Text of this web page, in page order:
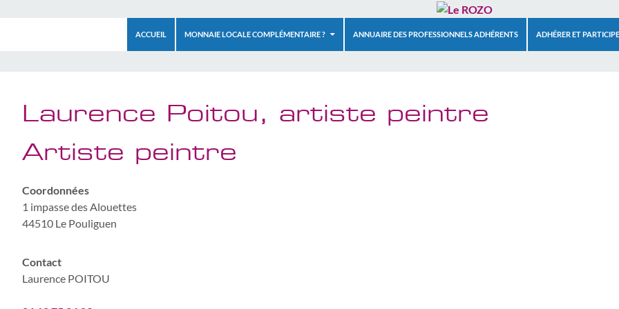
Le ROZOACCUEIL
MONNAIE LOCALE COMPLÉMENTAIRE ? ANNUAIRE DES PROFESSIONNELS ADHÉRENTS ADHÉRER ET
Laurence Poitou, artiste peintre
Artiste peintre
Coordonnées
1 impasse des Alouettes
44510 Le Pouliguen
Contact
Laurence POITOU